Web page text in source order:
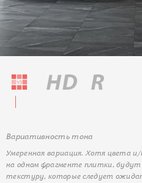
Вариативность тона
Умеренная вариация. Хотя цвета
на одном фрагменте плитки,
текстуру, которые следует